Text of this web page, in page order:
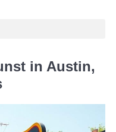
in Austin,